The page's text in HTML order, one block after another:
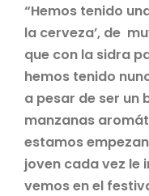
“Hemos tenido
la cerveza’, de
que con la sidra
hemos tenido
a pesar de ser un
manzanas
estamos
joven cada vez le
vemos en el